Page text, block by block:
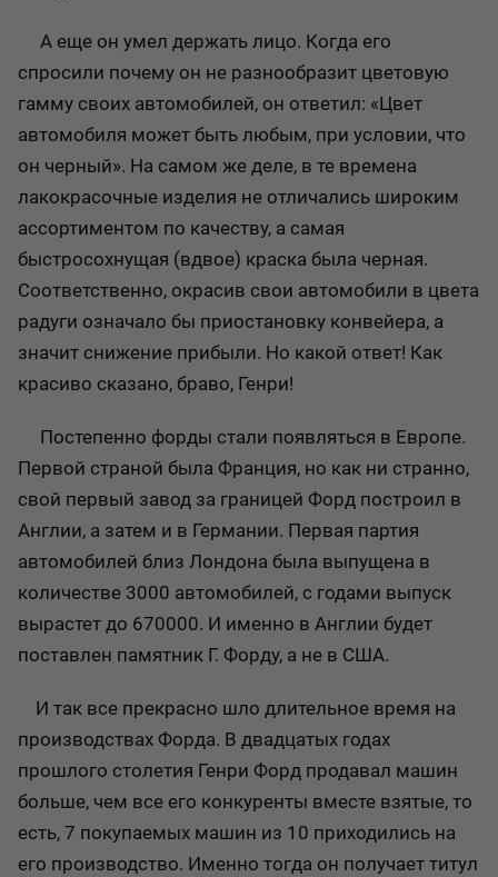
А еще он умел держать лицо. Когда его
спросили почему он не разнообразит цветовую
гамму своих автомобилей, он ответил: «Цвет
автомобиля может быть любым, при условии, что
он черный». На самом же деле, в те времена
лакокрасочные изделия не отличались широким
ассортиментом по качеству, а самая
быстросохнущая (вдвое) краска была черная.
Соответственно, окрасив свои автомобили в цвета
радуги означало бы приостановку конвейера, а
значит снижение прибыли. Но какой ответ! Как
красиво сказано, браво, Генри!
Постепенно форды стали появляться в Европе.
Первой страной была Франция, но как ни странно,
свой первый завод за границей Форд построил в
Англии, а затем и в Германии. Первая партия
автомобилей близ Лондона была выпущена в
количестве 3000 автомобилей, с годами выпуск
вырастет до 670000. И именно в Англии будет
поставлен памятник Г. Форду, а не в США.
И так все прекрасно шло длительное время на
производствах Форда. В двадцатых годах
прошлого столетия Генри Форд продавал машин
больше, чем все его конкуренты вместе взятые, то
есть, 7 покупаемых машин из 10 приходились на
его производство. Именно тогда он получает титул